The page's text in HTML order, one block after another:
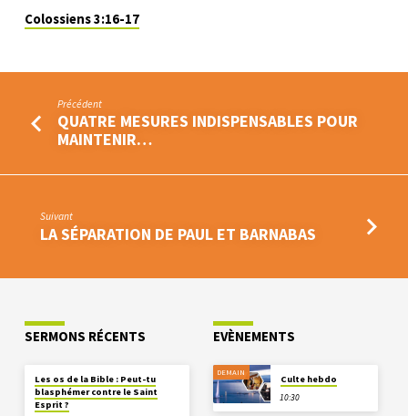
Colossiens 3:16-17
Précédent
QUATRE MESURES INDISPENSABLES POUR
MAINTENIR…
Suivant
LA SÉPARATION DE PAUL ET BARNABAS
SERMONS RÉCENTS
Les os de la Bible : Peut-tu
blasphémer contre le Saint
Esprit ?
EVÈNEMENTS
DEMAIN
Culte hebdo
10:30